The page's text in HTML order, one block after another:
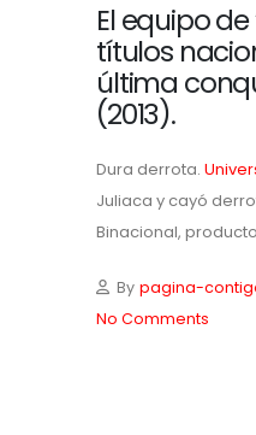
El equipo de
títulos
última
(2013).
Dura derrota.
Juliaca y cayó
Binacional,
By pagina-
No Comments